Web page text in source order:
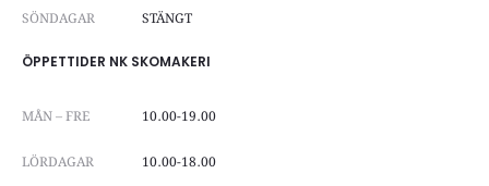
SÖNDAGAR
STÄNGT
ÖPPETTIDER NK SKOMAKERI
MÅN – FRE 10.00-19.00
LÖRDAGAR
10.00-18.00